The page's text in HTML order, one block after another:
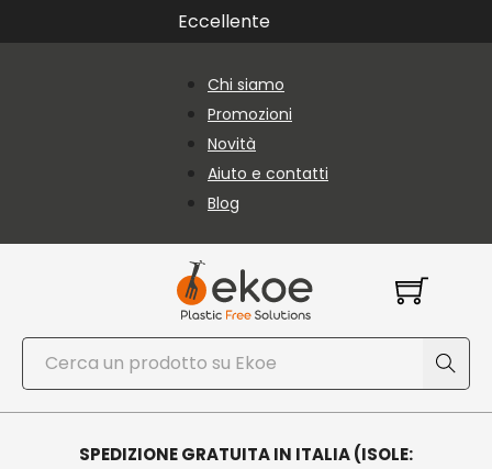
Vai al contenuto principale
Vai al piè di paginaEccellente
Chi siamo
Promozioni
Novità
Aiuto e contatti
Blog
Cerca
SPEDIZIONE GRATUITA IN ITALIA (ISOLE: